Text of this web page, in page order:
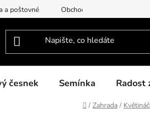
a poštovné Obchodní podmínky
česnek Semínka Radost
Domů
/ Zahrada /